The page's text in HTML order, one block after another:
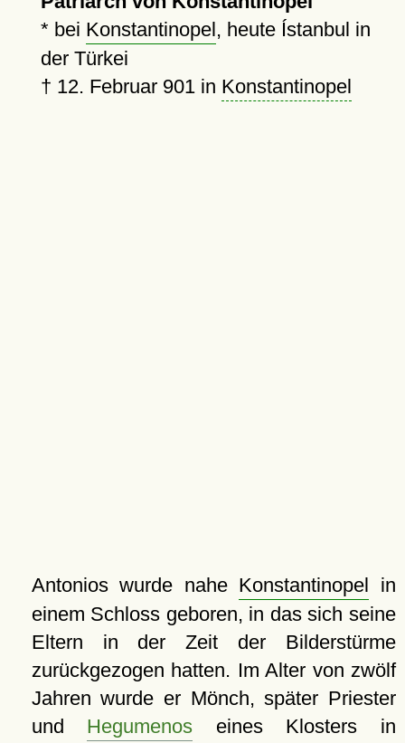
* bei Konstantinopel, heute Ístanbul in
der Türkei
† 12. Februar 901in Konstantinopel
Antonios wurde nahe Konstantinopel in
einem Schloss geboren, in das sich seine
Eltern in der Zeit der Bilderstürme
zurückgezogen hatten. Im Alter von zwölf
Jahren wurde er Mönch, später Priester
und Hegumenos eines Klosters in